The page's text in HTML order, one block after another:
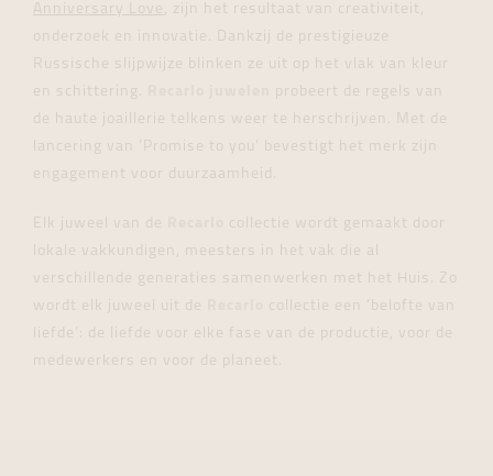
Anniversary Love , zijn het resultaat van creativiteit,
onderzoek en innovatie. Dankzij de prestigieuze
Russische slijpwijze blinken ze uit op het vlak van kleur
en schittering.
probeert de regels van
de haute joaillerie telkens weer te herschrijven. Met de
lancering van ‘Promise to you’ bevestigt het merk zijn
engagement voor duurzaamheid.
Elk juweel van de
collectie wordt gemaakt door
lokale vakkundigen, meesters in het vak die al
verschillende generaties samenwerken met het Huis. Zo
wordt elk juweel uit de
collectie een ‘belofte van
liefde’: de liefde voor elke fase van de productie, voor de
medewerkers en voor de planeet.